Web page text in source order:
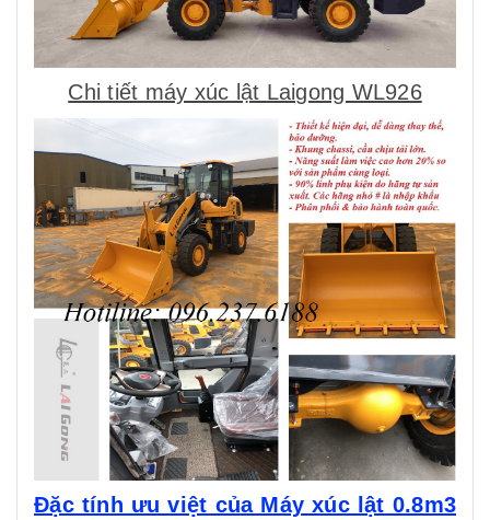
Chi tiết máy xúc lật Laigong WL926
Đặc tính ưu việt của Máy xúc lật 0.8m3